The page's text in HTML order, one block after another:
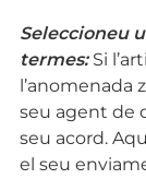
Seleccioneu
termes:Si
l’anomenada
seu agent de
seu acord.
el seu